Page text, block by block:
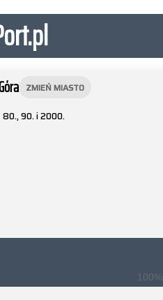
ZMIEŃ MIASTO
80., 90. i 2000.
100%